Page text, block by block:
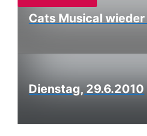
Cats Musical
Dienstag, 29.6.2010